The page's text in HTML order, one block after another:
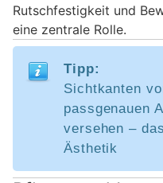
Rutschfestigkeit und
eine zentrale Rolle.
Tipp:
Sichtkanten
passgenauen
versehen –
Ästhetik